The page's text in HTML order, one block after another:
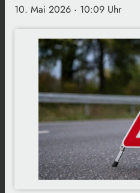
10. Mai 2026 · 10:09 Uhr